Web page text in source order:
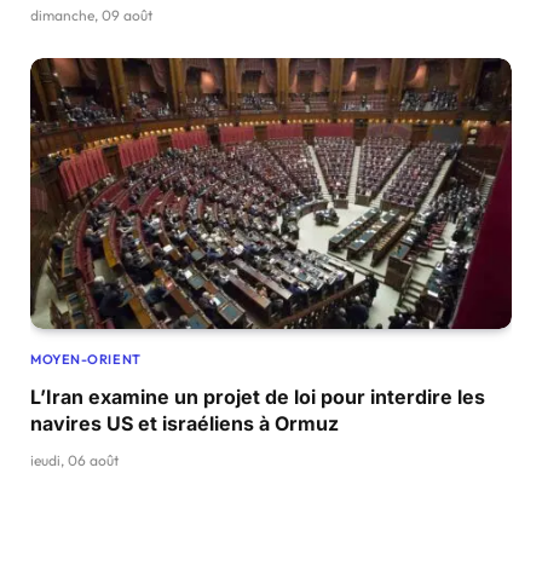
dimanche, 09 août
MOYEN-ORIENT
L’Iran examine un projet de loi pour interdire les
navires US et israéliens à Ormuz
jeudi, 06 août